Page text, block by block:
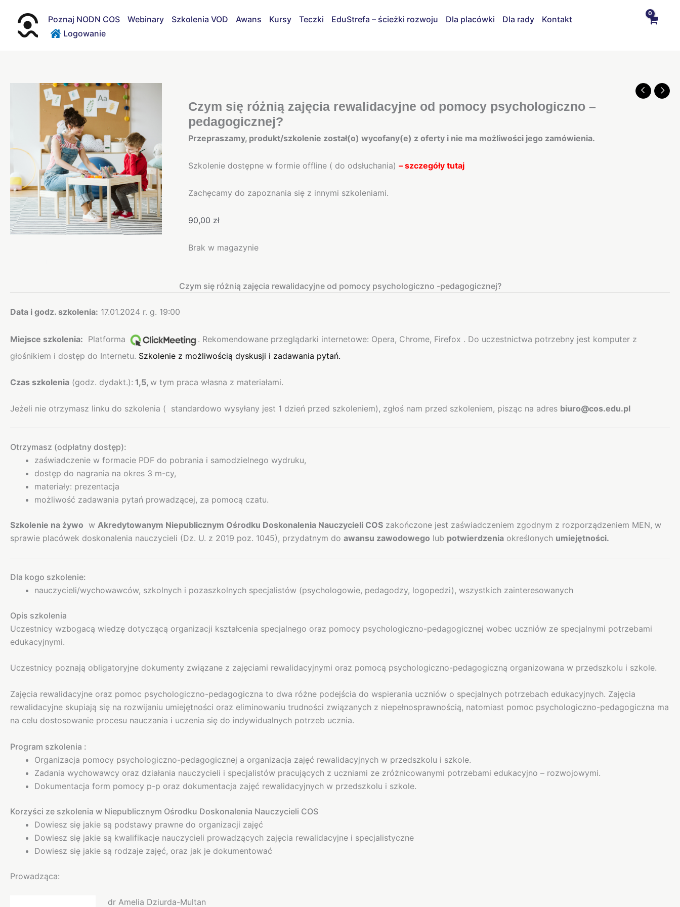
treści
Poznaj NODN COS Webinary Szkolenia VOD Awans Kursy Teczki EduStrefa – ścieżki rozwoju Dla placówki Dla rady
Kontakt
Logowanie
Czym się różnią zajęcia rewalidacyjne od pomocy psychologiczno –
pedagogicznej?
Przepraszamy, produkt/szkolenie został(o) wycofany(e) z oferty i nie ma możliwości jego zamówienia.
Szkolenie dostępne w formie offline ( do odsłuchania)–szczegóły tutaj
Zachęcamy do zapoznania się z innymi szkoleniami.
90,00 zł
Brak w magazynie
Czym się różnią zajęcia rewalidacyjne od pomocy psychologiczno -pedagogicznej?
Data i godz. szkolenia: 17.01.2024 r. g. 19:00
Miejsce szkolenia: Platforma
. Rekomendowane przeglądarki internetowe: Opera, Chrome, Firefox . Do uczestnictwa potrzebny jest komputer z
głośnikiem i dostęp do Internetu. Szkolenie z możliwością dyskusji i zadawania pytań.
Czas szkolenia (godz. dydakt.): 1,5, w tym praca własna z materiałami.
Jeżeli nie otrzymasz linku do szkolenia ( standardowo wysyłany jest 1 dzień przed szkoleniem), zgłoś nam przed szkoleniem, pisząc na adres biuro@cos.edu.pl
Otrzymasz (odpłatny dostęp):
zaświadczenie w formacie PDF do pobrania i samodzielnego wydruku,
dostęp do nagrania na okres 3 m-cy,
materiały: prezentacja
możliwość zadawania pytań prowadzącej, za pomocą czatu.
Szkolenie na żywo w Akredytowanym Niepublicznym Ośrodku Doskonalenia Nauczycieli COS zakończone jest zaświadczeniem zgodnym z rozporządzeniem MEN, w
sprawie placówek doskonalenia nauczycieli (Dz. U. z 2019 poz. 1045), przydatnym do awansu zawodowego lub potwierdzenia określonych umiejętności.
Dla kogo szkolenie:
nauczycieli/wychowawców, szkolnych i pozaszkolnych specjalistów (psychologowie, pedagodzy, logopedzi), wszystkich zainteresowanych
Opis szkolenia
Uczestnicy wzbogacą wiedzę dotyczącą organizacji kształcenia specjalnego oraz pomocy psychologiczno-pedagogicznej wobec uczniów ze specjalnymi potrzebami
edukacyjnymi.
Uczestnicy poznają obligatoryjne dokumenty związane z zajęciami rewalidacyjnymi oraz pomocą psychologiczno-pedagogiczną organizowana w przedszkolu i szkole.
Zajęcia rewalidacyjne oraz pomoc psychologiczno-pedagogiczna to dwa różne podejścia do wspierania uczniów o specjalnych potrzebach edukacyjnych. Zajęcia
rewalidacyjne skupiają się na rozwijaniu umiejętności oraz eliminowaniu trudności związanych z niepełnosprawnością, natomiast pomoc psychologiczno-pedagogiczna ma
na celu dostosowanie procesu nauczania i uczenia się do indywidualnych potrzeb ucznia.
Program szkolenia :
Organizacja pomocy psychologiczno-pedagogicznej a organizacja zajęć rewalidacyjnych w przedszkolu i szkole.
Zadania wychowawcy oraz działania nauczycieli i specjalistów pracujących z uczniami ze zróżnicowanymi potrzebami edukacyjno – rozwojowymi.
Dokumentacja form pomocy p-p oraz dokumentacja zajęć rewalidacyjnych w przedszkolu i szkole.
Korzyści ze szkolenia w Niepublicznym Ośrodku Doskonalenia Nauczycieli COS
Dowiesz się jakie są podstawy prawne do organizacji zajęć
Dowiesz się jakie są kwalifikacje nauczycieli prowadzących zajęcia rewalidacyjne i specjalistyczne
Dowiesz się jakie są rodzaje zajęć, oraz jak je dokumentować
Prowadząca:
dr Amelia Dziurda-Multan